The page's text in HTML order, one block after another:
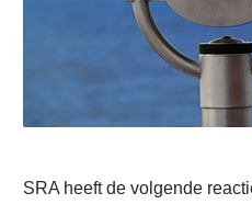
SRA heeft de volgende